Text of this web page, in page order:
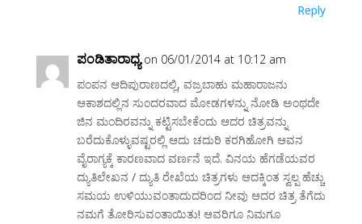
Reply
ಪಂಡಿತಾರಾಧ್ಯ on 06/01/2014 at 10:12 am
ಪಂಪನ ಆದಿಪುರಾಣದಲ್ಲಿ, ವಜ್ರಬಾಹು ಮಹಾರಾಜನು
ಆಕಾಶದಲ್ಲಿನ ಸುಂದರವಾದ ಮೋಡಗಳನ್ನು ನೋಡಿ ಅಂಥದೇ
ಜಿನ ಮಂದಿರವನ್ನು ಕಟ್ಟಿಸಬೇಕೆಂದು ಆದರ ಚಿತ್ರವನ್ನು
ಬರೆದುಕೊಳ್ಳುವಷ್ಟರಲ್ಲಿ ಆದು ಚದುರಿ ಕರಗಿಹೋಗಿ ಆವನ
ವೈರಾಗ್ಯಕ್ಕೆ ಕಾರಣವಾದ ವರ್ಣನೆ ಇದೆ. ವಿನಯ ಹೆಗಡೆಯವರ
ದ್ಯುತಿಲೇಖನ / ದ್ಯುತಿ ರೇಖೆಯ ಚಿತ್ರಗಳು ಆದಕ್ಕಿಂತ ಸ್ವಲ್ಪ ಹೆಚ್ಚು
ಸಮಯ ಉಳಿಯುವಂತಾದುದರಿಂದ ನೀವು ಆದರ ಚಿತ್ರ ತೆಗೆದು
ನಮಗೆ ತೋರಿಸುವಂತಾಯಿತು! ಆವರಿಗೂ ನಿಮಗೂ